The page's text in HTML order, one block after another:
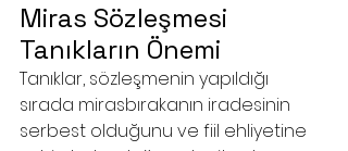
Miras Sözleşmesi
Tanıkların Önemi
Tanıklar, sözleşmenin yapıldığı
sırada mirasbırakanın iradesinin
serbest olduğunu ve fiil ehliyetine